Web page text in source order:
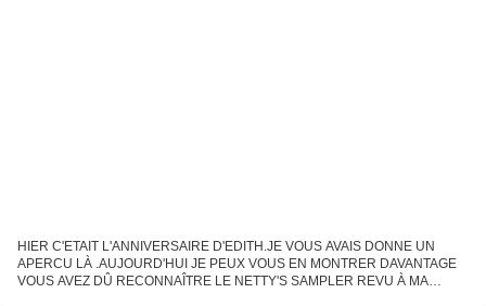
HIER C'ETAIT L'ANNIVERSAIRE D'EDITH.JE VOUS AVAIS DONNE UN
APERCU LÀ .AUJOURD'HUI JE PEUX VOUS EN MONTRER DAVANTAGE
VOUS AVEZ DÛ RECONNAÎTRE LE NETTY'S SAMPLER REVU À MA